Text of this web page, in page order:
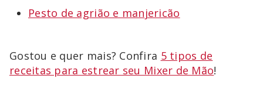
Pesto de agrião e manjericão
Gostou e quer mais? Confira 5 tipos de
receitas para estrear seu Mixer de Mão!